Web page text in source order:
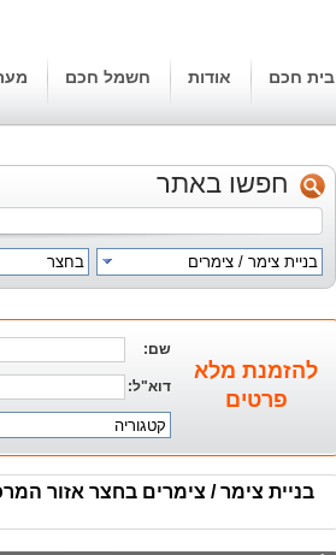
בית חכם אודות חשמל חכם
חפשו באתר
בניית צימר / צימרים בחצר
להזמנת מלא
פרטים
שם:
דוא"ל:
קטגוריה
בניית צימר / צימרים בחצר אזור